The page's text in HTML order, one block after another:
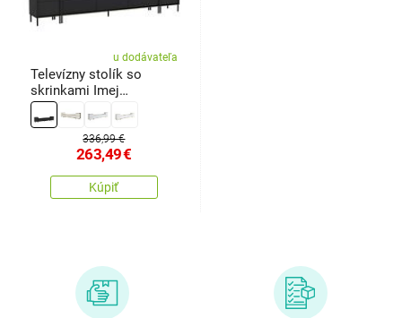
u dodávateľa
Televízny stolík so
skrinkami Imej
Anthracite
336,99 €
263,49€
Kúpiť